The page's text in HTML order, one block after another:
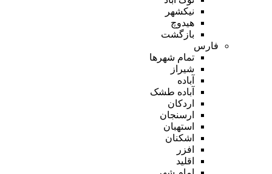
نیکشهر
هیدوچ
بازگشت
فارس
تمام شهر‌ها
شیراز
آباده
آباده طشک
اردکان
ارسنجان
استهبان
اشکنان
افزر
اقلید